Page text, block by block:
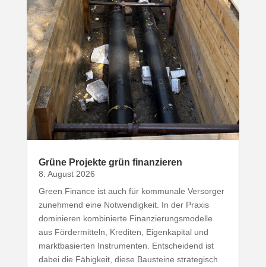
Grüne Projekte grün finanzieren
8. August 2026
Green Finance ist auch für kommunale Versorger
zunehmend eine Notwen­digkeit. In der Praxis
domi­nieren kombi­nierte Finan­zie­rungs­mo­delle
aus Förder­mitteln, Krediten, Eigen­ka­pital und
markt­ba­sierten Instru­menten. Entscheidend ist
dabei die Fähigkeit, diese Bausteine stra­te­gisch